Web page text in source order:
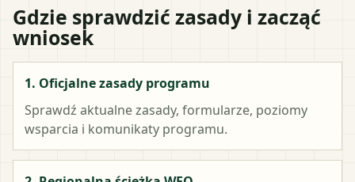
Gdzie sprawdzić zasady i zacząć
wniosek
1. Oficjalne zasady programu
Sprawdź aktualne zasady, formularze, poziomy
wsparcia i komunikaty programu.